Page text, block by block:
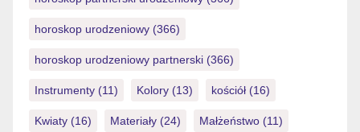
horoskop urodzeniowy (366)
horoskop urodzeniowy partnerski (366)
Instrumenty (11) Kolory (13) kościół (16)
Kwiaty (16) Materiały (24) Małżeństwo (11)